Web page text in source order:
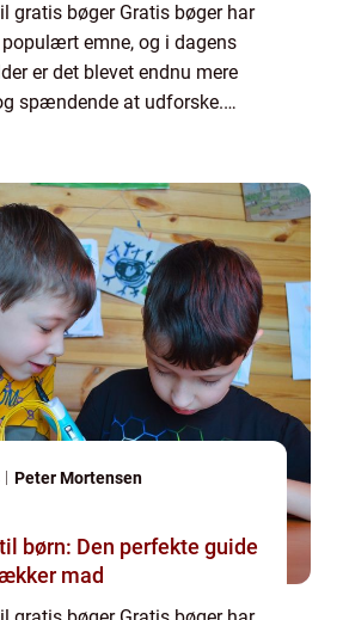
gratis bøger Gratis bøger har
emne, og i dagens
er det blevet endnu mere
spændende at udforske.
Peter Mortensen
børn: Den perfekte guide
mad